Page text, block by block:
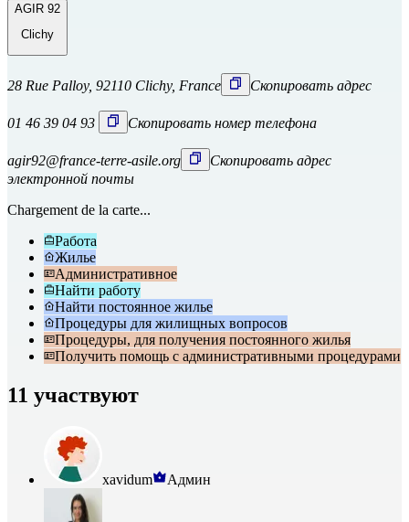
AGIR 92
Clichy
28 Rue Palloy, 92110 Clichy, France Скопировать адрес
01 46 39 04 93 Скопировать номер телефона
agir92@france-terre-asile.org
Скопировать адрес
электронной почты
Chargement de la carte...
Работа
Жилье
Административное
Найти работу
Найти постоянное жилье
Процедуры для жилищных вопросов
Процедуры, для получения постоянного жилья
Получить помощь с административными процедурами
11 участвуют
xavidum Админ